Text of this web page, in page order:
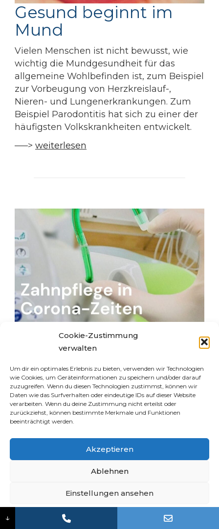
Cookie-Zustimmung
verwalten
Um dir ein optimales Erlebnis zu bieten, verwenden wir Technologien
wie Cookies, um Geräteinformationen zu speichern und/oder darauf
zuzugreifen. Wenn du diesen Technologien zustimmst, können wir
Daten wie das Surfverhalten oder eindeutige IDs auf dieser Website
verarbeiten. Wenn du deine Zustimmung nicht erteilst oder
zurückziehst, können bestimmte Merkmale und Funktionen
beeinträchtigt werden.
Akzeptieren
Ablehnen
Einstellungen ansehen
Cookie-Richtlinie Impressum
Gesund beginnt im
Mund
Vielen Menschen ist nicht bewusst, wie
wichtig die Mundgesundheit für das
allgemeine Wohlbefinden ist, zum Beispiel
zur Vorbeugung von Herzkreislauf-,
Nieren- und Lungenerkrankungen. Zum
Beispiel Parodontitis hat sich zu einer der
häufigsten Volkskrankheiten entwickelt.
—–> weiterlesen
Zahnpflege in Corona
Sehr geehrte Patientin, sehr geehrter
Patient,
bei uns in der Zahnarztpraxis Dr. Röder &
Kollegen haben die Gesundheit, Sicherheit
und das Wohlergehen unserer Patienten,
Mitarbeiter und der Gesellschaft oberste
Ihnen versichern…
weiterlesen
↓